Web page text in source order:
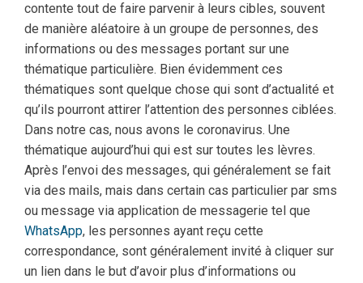
contente tout de faire parvenir à leurs cibles, souvent
de manière aléatoire à un groupe de personnes, des
informations ou des messages portant sur une
thématique particulière. Bien évidemment ces
thématiques sont quelque chose qui sont d’actualité et
qu’ils pourront attirer l’attention des personnes ciblées.
Dans notre cas, nous avons le coronavirus. Une
thématique aujourd’hui qui est sur toutes les lèvres.
Après l’envoi des messages, qui généralement se fait
via des mails, mais dans certain cas particulier par sms
ou message via application de messagerie tel que
WhatsApp, les personnes ayant reçu cette
correspondance, sont généralement invité à cliquer sur
un lien dans le but d’avoir plus d’informations ou